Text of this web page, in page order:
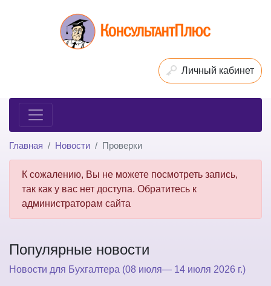
Личный кабинет
Главная Новости Проверки
К сожалению, Вы не можете посмотреть запись,
так как у вас нет доступа. Обратитесь к
администраторам сайта
Популярные новости
Новости для Бухгалтера (08 июля— 14 июля 2026 г.)